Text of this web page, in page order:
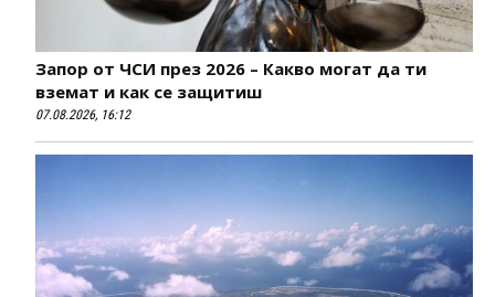
Запор от ЧСИ през 2026 – Какво могат да ти
вземат и как се защитиш
07.08.2026, 16:12